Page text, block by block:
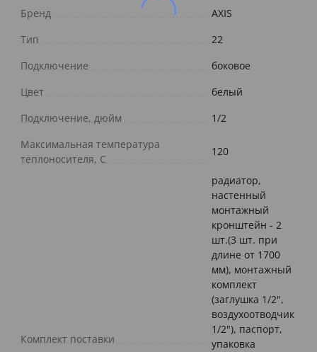
Бренд
AXIS
Тип
22
Подключение
боковое
Цвет
белый
Подключение, дюйм
1/2
Максимальная температура
теплоносителя, С
120
Комплект поставки
радиатор,
настенный
монтажный
кронштейн - 2
шт.(3 шт. при
длине от 1700
мм), монтажный
комплект
(заглушка 1/2",
воздухоотводчик
1/2"), паспорт,
упаковка